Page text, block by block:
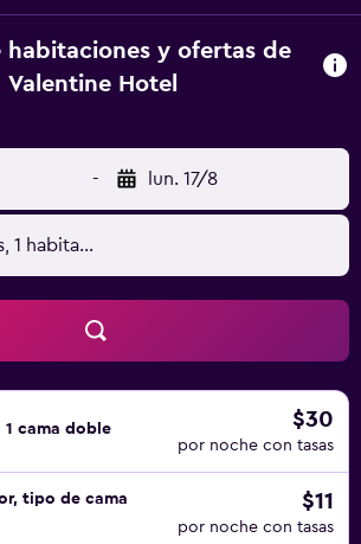
habitaciones y ofertas de
Valentine Hotel
- lun. 17/8
1 habitación
cama doble $30
por noche con tasas
tipo de cama
$11
por noche con tasas